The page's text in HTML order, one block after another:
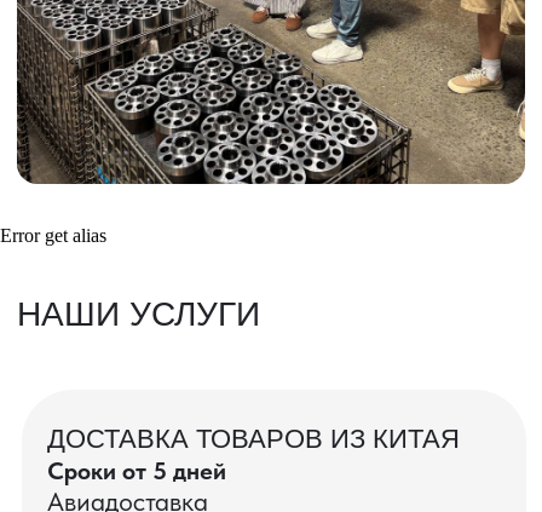
Error get alias
Получить консультацию
ВАШИ ЗАКАЗЫ
проверок товаров, работы склада,
смотрите в нашем Telegram-канале